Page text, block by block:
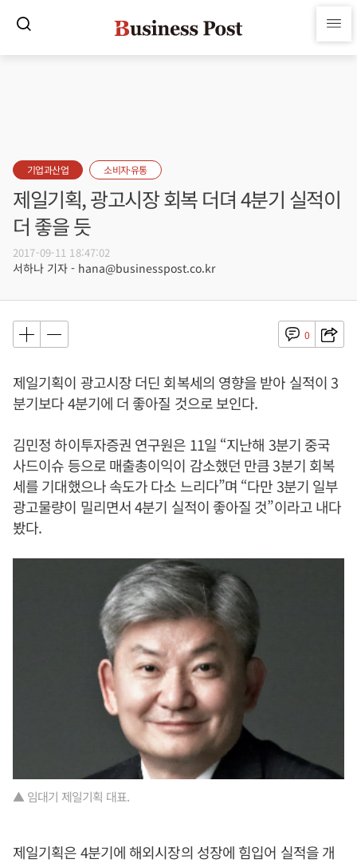
기업과산업 소비자·유통
제일기획, 광고시장 회복 더뎌 4분기 실적이
더 좋을 듯
2017-09-11 18:47:02
서하나 기자 - hana@businesspost.co.kr
0
제일기획이 광고시장 더딘 회복세의 영향을 받아 실적이 3
분기보다 4분기에 더 좋아질 것으로 보인다.
김민정 하이투자증권 연구원은 11일 “지난해 3분기 중국
사드이슈 등으로 매출총이익이 감소했던 만큼 3분기 회복
세를 기대했으나 속도가 다소 느리다”며 “다만 3분기 일부
광고물량이 밀리면서 4분기 실적이 좋아질 것”이라고 내다
봤다.
▲ 임대기 제일기획 대표.
제일기획은 4분기에 해외시장의 성장에 힘입어 실적을 개